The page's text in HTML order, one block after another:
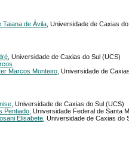
Taiana de Ávila , Universidade de Caxias
, Universidade de Caxias do Sul (UCS)
Marcos Monteiro , Universidade de
, Universidade de Caxias do Sul (UCS)
Pentiado , Universidade Federal de Santa
Elisabete , Universidade de Caxias do